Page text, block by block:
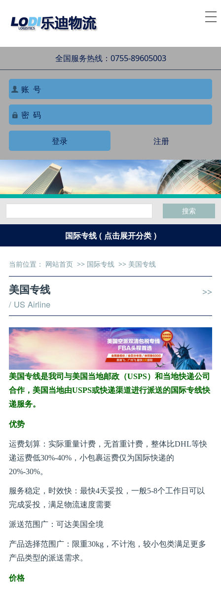
全国服务热线：0755-89605003
登录 注册
搜索
国际专线 ( 点击展开分类 )
当前位置： 网站首页>> 国际专线>> 美国专线
美国专线
/ US Airline
>>
美国专线是我司与美国当地邮政（USPS）和当地快递公司
合作，美国当地由USPS或快递渠道进行派送的国际专线快
递服务。
优势
运费划算：实际重量计费，无首重计费，整体比DHL等快
递运费低30%-40%，小包裹运费仅为国际快递的
20%-30%。
服务稳定，时效快：最快4天妥投，一般5-8个工作日可以
完成妥投，满足物流速度需要
派送范围广：可达美国全境
产品选择范围广：限重30kg，不计泡，较小包类满足更多
产品类型的派送需求。
价格